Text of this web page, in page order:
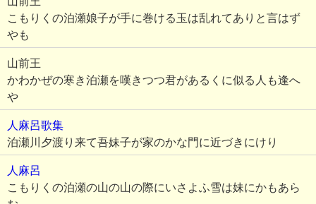
こもりくの泊瀬娘子が手に巻ける玉は乱れてありと言はず
やも
山前王
かわかぜの寒き泊瀬を嘆きつつ君があるくに似る人も逢へ
や
人麻呂歌集
泊瀬川夕渡り来て吾妹子が家のかな門に近づきにけり
人麻呂
こもりくの泊瀬の山の山の際にいさよふ雪は妹にかもあら